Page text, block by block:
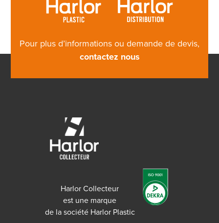
Pour plus d’informations ou demande de devis,
contactez nous
Harlor Collecteur
est une marque
de la société Harlor Plastic